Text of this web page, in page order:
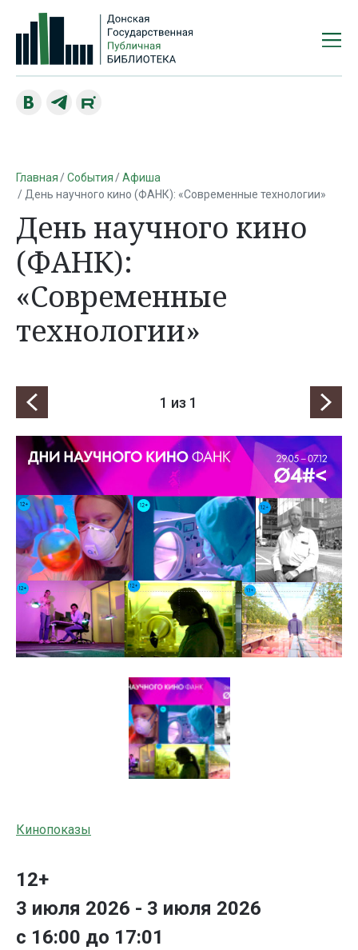
Главная События
Афиша
День научного кино (ФАНК): «Современные технологии»
День научного кино
(ФАНК):
«Современные
технологии»
1 из 1
Кинопоказы
12+
3 июля 2026 - 3 июля 2026
с 16:00 до 17:01